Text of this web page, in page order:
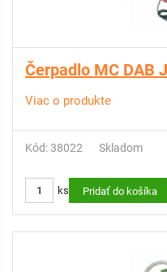
Čerpadlo MC DAB
Viac o produkte
Kód: 38022 Skladom
ks Pridať do košíka